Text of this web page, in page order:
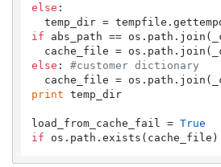
else :
if abs_path ==
cache_file =
else : #customer dictionary
cache_file =
print temp_dir
load_from_cache_fail = True
if